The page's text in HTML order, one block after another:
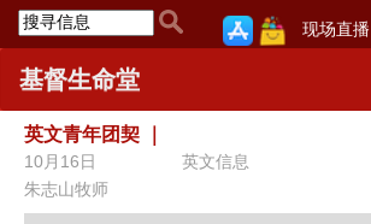
现场直播
基督生命堂
英文青年团契
10月16日
英文信息
朱志山牧师